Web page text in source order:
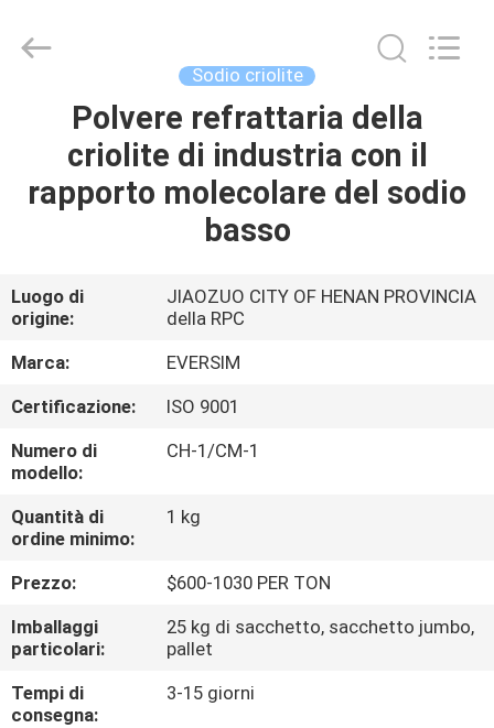
CASA.
PRODOTTI
SU
DI
NOI
VISITA
ALLA
FABBRICA
CONTROLLO
DELLA
QUALITÀ
Imp.&Exp.Co.,Ltd.
Sodio criolite
Polvere refrattaria della
criolite di industria con il
rapporto molecolare del sodio
basso
Luogo di
origine:
JIAOZUO CITY OF HENAN PROVINCIA
della RPC
Marca:
EVERSIM
Certificazione:
ISO 9001
Numero di
modello:
CH-1/CM-1
Quantità di
ordine minimo:
1 kg
Prezzo:
$600-1030 PER TON
Imballaggi
particolari:
25 kg di sacchetto, sacchetto jumbo,
pallet
Tempi di
consegna:
3-15 giorni